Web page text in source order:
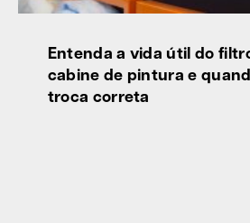
Entenda a vida útil do
cabine de pintura e
troca correta